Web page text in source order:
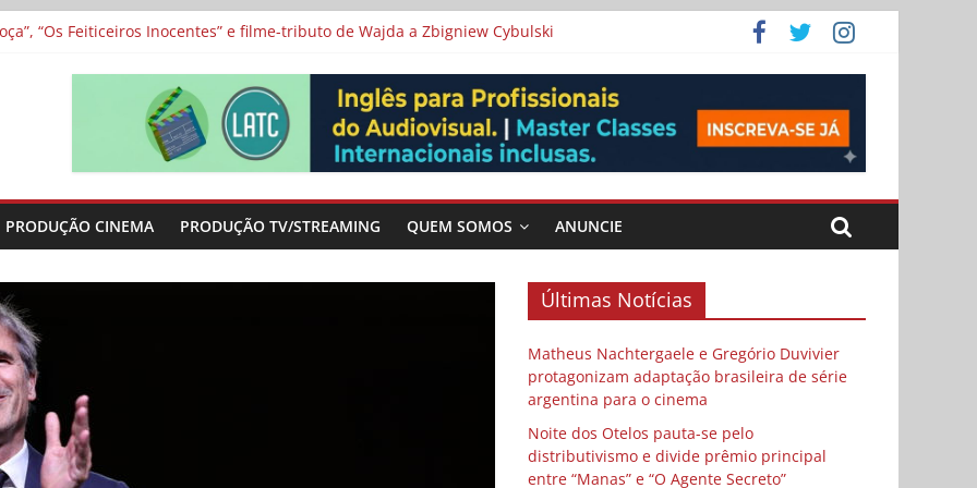
“Os Feiticeiros Inocentes” e filme-tributo de Wajda a Zbigniew Cybulski
protagonizam adaptação brasileira de série argentina para o cinema
e divide prêmio principal entre “Manas” e “O Agente Secreto”
metragens sobre envelhecimento criados a partir de histórias de vida
PRODUÇÃO CINEMA PRODUÇÃO TV/STREAMING QUEM SOMOS ANUNCIE
Últimas Notícias
Matheus Nachtergaele e Gregório Duvivier
protagonizam adaptação brasileira de série
argentina para o cinema
Noite dos Otelos pauta-se pelo
distributivismo e divide prêmio principal
entre “Manas” e “O Agente Secreto”